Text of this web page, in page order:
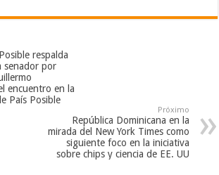
respalda
senador por
encuentro en la
País Posible
Próximo
República Dominicana en la
mirada del New York Times como
siguiente foco en la iniciativa
sobre chips y ciencia de EE. UU